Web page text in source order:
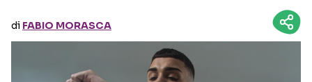
di FABIO MORASCA